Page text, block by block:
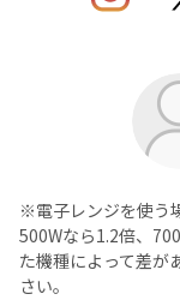
※電子レンジを使う
500Wなら1.2倍、
た機種によって差が
さい。